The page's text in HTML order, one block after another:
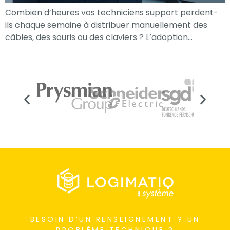
Combien d’heures vos techniciens support perdent-
ils chaque semaine à distribuer manuellement des
câbles, des souris ou des claviers ? L’adoption…
BESOIN D’UN RENSEIGNEMENT ? UN
Nécessaire
Ces cookies ne
facultatifs. Ils